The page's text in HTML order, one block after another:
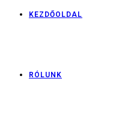
KEZDŐOLDAL
RÓLUNK